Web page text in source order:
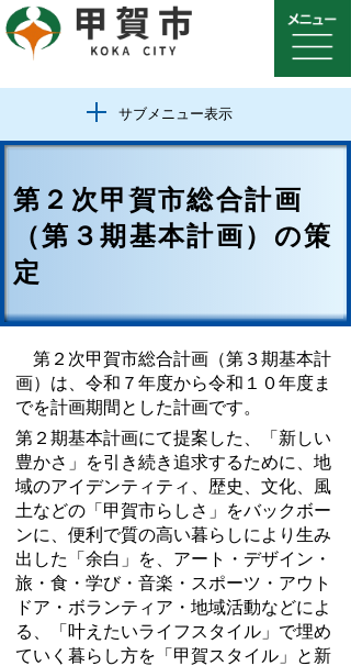
サブメニュー表示
第２次甲賀市総合計画
（第３期基本計画）の策
定
第２次甲賀市総合計画（第３期基本計
画）は、令和７年度から令和１０年度ま
でを計画期間とした計画です。
第２期基本計画にて提案した、「新しい
豊かさ」を引き続き追求するために、地
域のアイデンティティ、歴史、文化、風
土などの「甲賀市らしさ」をバックボー
ンに、便利で質の高い暮らしにより生み
出した「余白」を、アート・デザイン・
旅・食・学び・音楽・スポーツ・アウト
ドア・ボランティア・地域活動などによ
る、「叶えたいライフスタイル」で埋め
ていく暮らし方を「甲賀スタイル」と新